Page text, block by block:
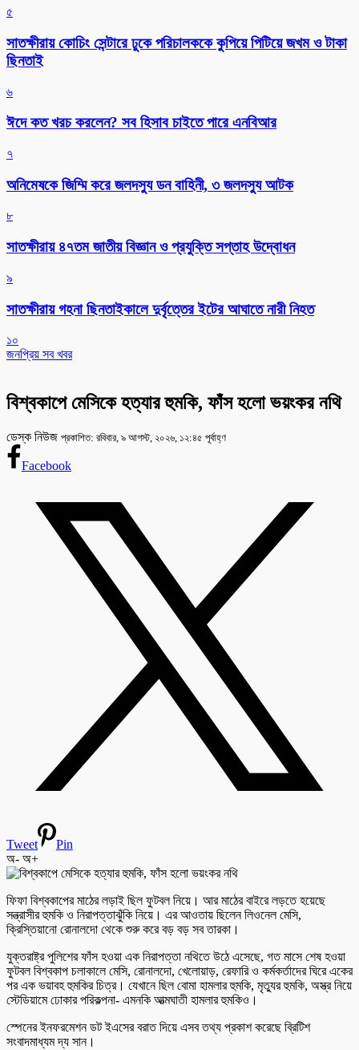
৫
সাতক্ষীরায় কোচিং সেন্টারে ঢুকে পরিচালককে কুপিয়ে পিটিয়ে জখম ও টাকা
ছিনতাই
৬
ঈদে কত খরচ করলেন? সব হিসাব চাইতে পারে এনবিআর
৭
অনিমেষকে জিম্মি করে জলদস্যু ডন বাহিনী, ৩ জলদস্যু আটক
৮
সাতক্ষীরায় ৪৭তম জাতীয় বিজ্ঞান ও প্রযুক্তি সপ্তাহ উদ্বোধন
৯
সাতক্ষীরায় গহনা ছিনতাইকালে দুর্বৃত্তের ইটের আঘাতে নারী নিহত
১০
জনপ্রিয় সব খবর
বিশ্বকাপে মেসিকে হত্যার হুমকি, ফাঁস হলো ভয়ংকর নথি
ডেস্ক নিউজ প্রকাশিত: রবিবার, ৯ আগস্ট, ২০২৬, ১২:৪৫ পূর্বাহ্ণ
Facebook
Tweet
Pin
অ- অ+
ফিফা বিশ্বকাপের মাঠের লড়াই ছিল ফুটবল নিয়ে। আর মাঠের বাইরে লড়তে হয়েছে
সন্ত্রাসীর হুমকি ও নিরাপত্তাঝুঁকি নিয়ে। এর আওতায় ছিলেন লিওনেল মেসি,
ক্রিস্তিয়ানো রোনালদো থেকে শুরু করে বড় বড় সব তারকা।
যুক্তরাষ্ট্র পুলিশের ফাঁস হওয়া এক নিরাপত্তা নথিতে উঠে এসেছে, গত মাসে শেষ হওয়া
ফুটবল বিশ্বকাপ চলাকালে মেসি, রোনালদো, খেলোয়াড়, রেফারি ও কর্মকর্তাদের ঘিরে একের
পর এক ভয়াবহ হুমকির চিত্র। যেখানে ছিল বোমা হামলার হুমকি, মৃত্যুর হুমকি, অস্ত্র নিয়ে
স্টেডিয়ামে ঢোকার পরিকল্পনা- এমনকি আত্মঘাতী হামলার হুমকিও।
স্পেনের ইনফরমেশন ডট ইএসের বরাত দিয়ে এসব তথ্য প্রকাশ করেছে ব্রিটিশ
সংবাদমাধ্যম দ্য সান।